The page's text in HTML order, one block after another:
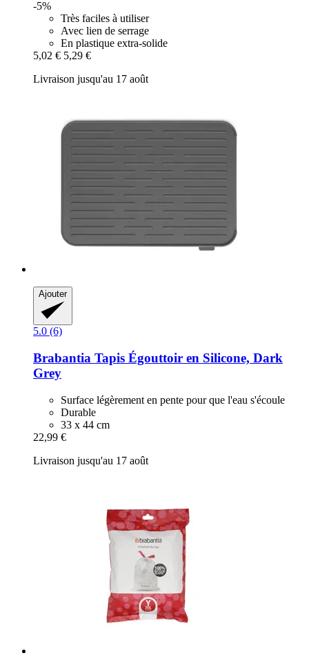
-5%
Très faciles à utiliser
Avec lien de serrage
En plastique extra-solide
5,02 € 5,29 €
Livraison jusqu'au 17 août
Ajouter
5.0 (6)
Brabantia Tapis Égouttoir en Silicone, Dark
Grey
Surface légèrement en pente pour que l'eau s'écoule
Durable
33 x 44 cm
22,99 €
Livraison jusqu'au 17 août